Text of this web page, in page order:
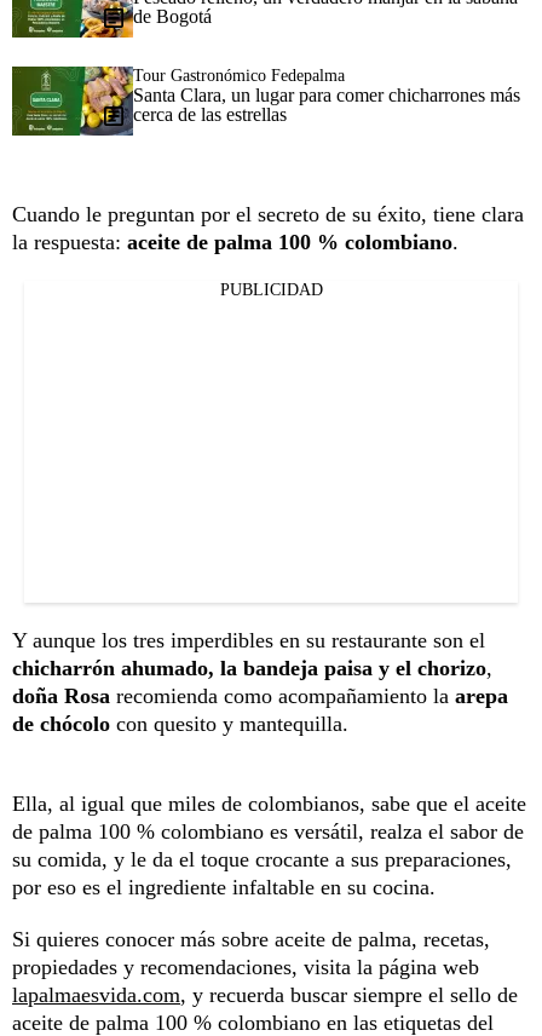
de Bogotá
Tour Gastronómico Fedepalma
Santa Clara, un lugar para comer chicharrones más
cerca de las estrellas
Cuando le preguntan por el secreto de su éxito, tiene clara
la respuesta: aceite de palma 100 % colombiano.
PUBLICIDAD
Y aunque los tres imperdibles en su restaurante son el
chicharrón ahumado, la bandeja paisa y el chorizo,
doña Rosa recomienda como acompañamiento la arepa
de chócolo con quesito y mantequilla.
Ella, al igual que miles de colombianos, sabe que el aceite
de palma 100 % colombiano es versátil, realza el sabor de
su comida, y le da el toque crocante a sus preparaciones,
por eso es el ingrediente infaltable en su cocina.
Si quieres conocer más sobre aceite de palma, recetas,
propiedades y recomendaciones, visita la página web
lapalmaesvida.com, y recuerda buscar siempre el sello de
aceite de palma 100 % colombiano en las etiquetas del